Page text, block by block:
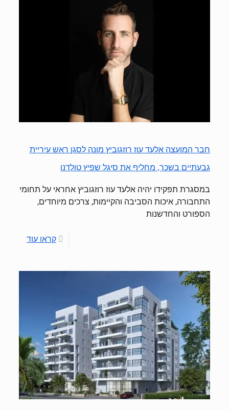
חבר המועצה אלעד עוז רוזגוביץ מונה לסגן ראש עיריית
גבעתיים בשכר, מחליף את סיגל שפיץ טולדנו
במסגרת תפקידו יהיה אלעד עוז רוזגוביץ אחראי על תחומי
התחבורה, איכות הסביבה והקיימות, צרכים מיוחדים,
הספורט והחדשנות
קראו עוד